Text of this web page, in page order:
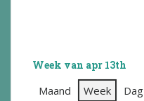
Week van apr 13th
Maand Week Dag